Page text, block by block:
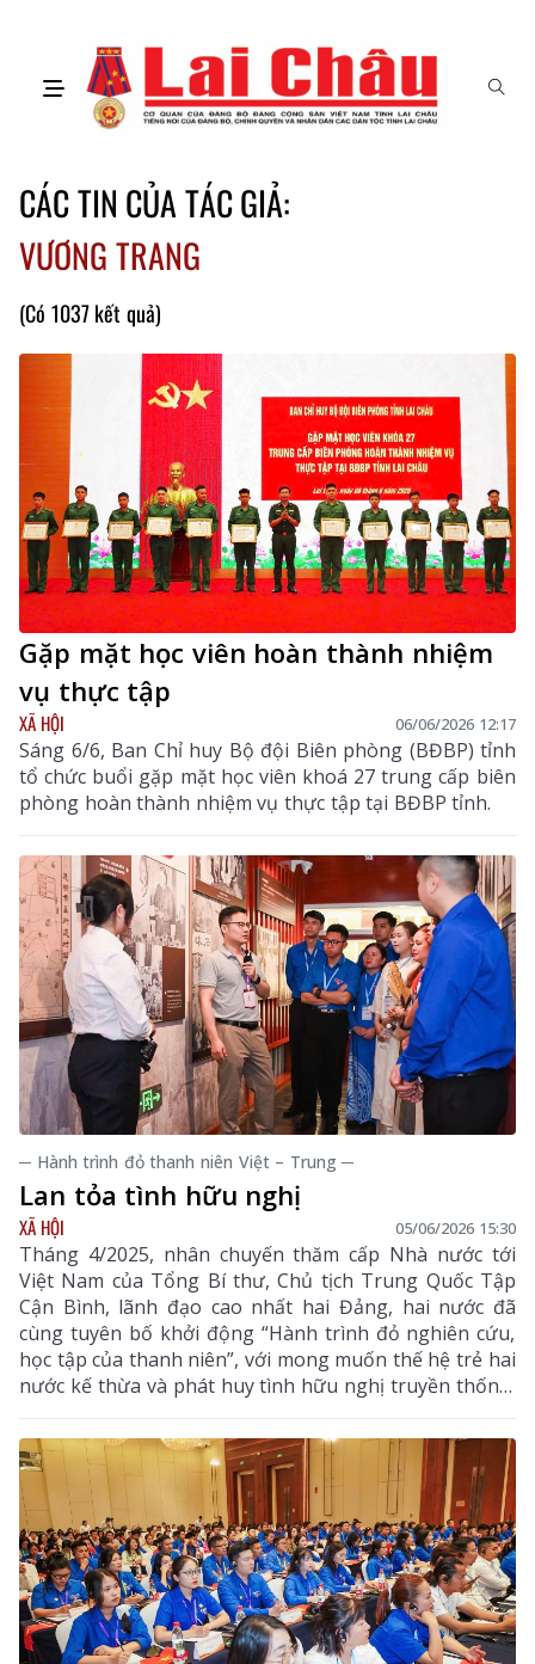
CÁC TIN CỦA TÁC GIẢ:
VƯƠNG TRANG
(Có 1037 kết quả)
Gặp mặt học viên hoàn thành nhiệm
vụ thực tập
XÃ HỘI 06/06/2026 12:17
Sáng 6/6, Ban Chỉ huy Bộ đội Biên phòng (BĐBP) tỉnh
tổ chức buổi gặp mặt học viên khoá 27 trung cấp biên
phòng hoàn thành nhiệm vụ thực tập tại BĐBP tỉnh.
─ Hành trình đỏ thanh niên Việt – Trung ─
Lan tỏa tình hữu nghị
XÃ HỘI 05/06/2026 15:30
Tháng 4/2025, nhân chuyến thăm cấp Nhà nước tới
Việt Nam của Tổng Bí thư, Chủ tịch Trung Quốc Tập
Cận Bình, lãnh đạo cao nhất hai Đảng, hai nước đã
cùng tuyên bố khởi động “Hành trình đỏ nghiên cứu,
học tập của thanh niên”, với mong muốn thế hệ trẻ hai
nước kế thừa và phát huy tình hữu nghị truyền thống,
tiếp thêm sức sống và mở ra triển vọng hợp tác ngày
càng tốt đẹp cho quan hệ song phương. Thiết thực
hưởng ứng, từ ngày 26-30/5 vừa qua, Đoàn Đại biểu
thanh niên tỉnh Lai Châu do đồng chí Bế Thị Bằng -
Phó Bí thư Tỉnh đoàn làm Trưởng đoàn tham gia
Chương trình “Hành trình đỏ nghiên cứu, học tập -
Ánh sáng lý tưởng” tại thành phố Côn Minh, tỉnh Vân
Nam (Trung Quốc). Cùng tham dự chương trình có
Đoàn Đại biểu thanh niên các tỉnh: Lào Cai, Tuyên
Quang, Lai Châu, Điện Biên.